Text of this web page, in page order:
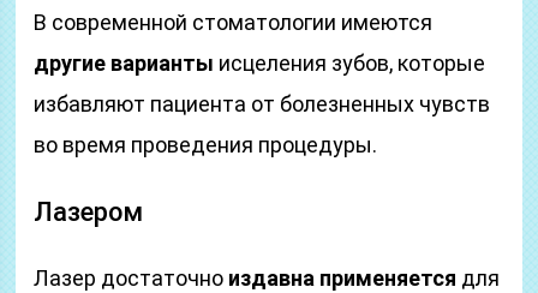
В современной стоматологии имеются
другие варианты исцеления зубов, которые
избавляют пациента от болезненных чувств
во время проведения процедуры.
Лазером
Лазер достаточно издавна применяется для